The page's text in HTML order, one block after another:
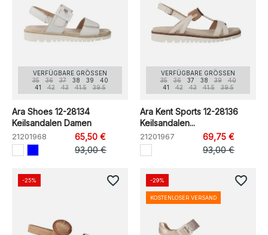
VERFÜGBARE GRÖSSEN
35
36 37 38 39
40
41
42 43 41.5 39.5
Ara Shoes 12-28134
Keilsandalen Damen
21201968
65,50 €
93,00 €
VERFÜGBARE GRÖSSEN
35
36 37 38 39
40
41
42 43 41.5 39.5
Ara Kent Sports 12-28136
Keilsandalen...
21201967
69,75 €
93,00 €
-25% favorite_border -29%
KOSTENLOSER VERSAND
favorite_border